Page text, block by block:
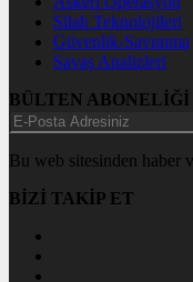
Silah Teknolojileri
Güvenlik-Savunma
Savaş Analizleri
BÜLTEN ABONELİĞİ
Bu web sitesinden haber
BİZİ TAKİP ET